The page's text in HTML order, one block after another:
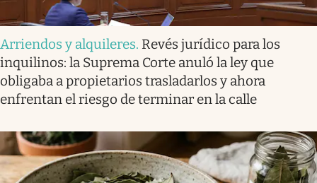
Arriendos y alquileres. Revés jurídico para los
inquilinos: la Suprema Corte anuló la ley que
obligaba a propietarios trasladarlos y ahora
enfrentan el riesgo de terminar en la calle